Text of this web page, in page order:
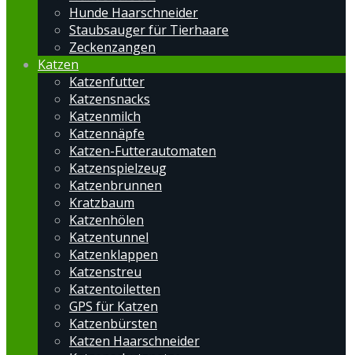
Hunde Haarschneider
Staubsauger für Tierhaare
Zeckenzangen
Katzen
Katzenfutter
Katzensnacks
Katzenmilch
Katzennäpfe
Katzen-Futterautomaten
Katzenspielzeug
Katzenbrunnen
Kratzbaum
Katzenhölen
Katzentunnel
Katzenklappen
Katzenstreu
Katzentoiletten
GPS für Katzen
Katzenbürsten
Katzen Haarschneider